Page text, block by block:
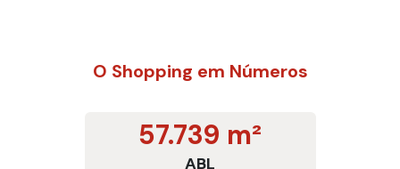
O Shopping em Números
57.739 m²
ABL